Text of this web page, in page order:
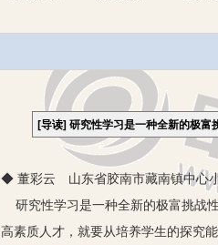
[导读]研究性学习是一种全新的极富
◆ 董彩云 山东省胶南市藏南镇中
研究性学习是一种全新的极富挑战
高素质人才，就要从培养学生的探究